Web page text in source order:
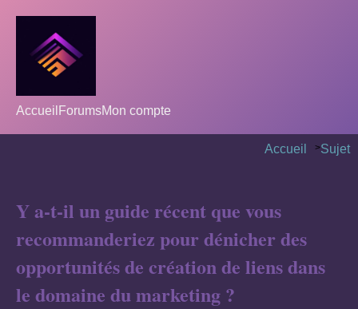
Accueil ForumsMon compte
Accueil >Sujet
Y a-t-il un guide récent que vous
recommanderiez pour dénicher des
opportunités de création de liens dans
le domaine du marketing ?